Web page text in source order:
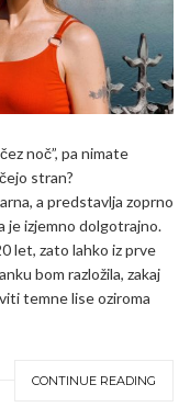
noč”, pa nimate
stran?
a predstavlja zoprno
je izjemno dolgotrajno.
let, zato lahko iz prve
bom razložila, zakaj
temne lise oziroma
CONTINUE READING